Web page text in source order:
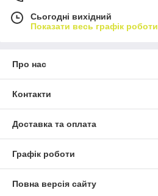
Сьогодні вихідний
Показати весь графік роботи
Про нас
Контакти
Доставка та оплата
Графік роботи
Повна версія сайту